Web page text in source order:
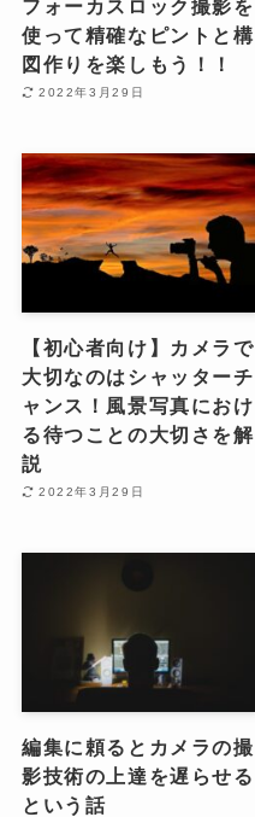
フォーカスロック撮影を
使って精確なピントと構
図作りを楽しもう！！
2022年3月29日
【初心者向け】カメラで
大切なのはシャッターチ
ャンス！風景写真におけ
る待つことの大切さを解
説
2022年3月29日
編集に頼るとカメラの撮
影技術の上達を遅らせる
という話